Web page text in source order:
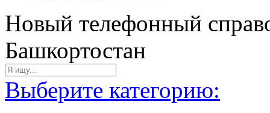
Новый телефонный
Башкортостан
Выберите категорию: